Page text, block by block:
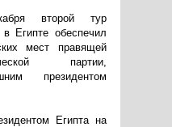
второй тур
Египте обеспечил
мест правящей
партии,
президентом
Египта на